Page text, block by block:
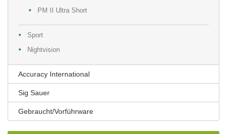
PM II Ultra Short
Sport
Nightvision
Accuracy International
Sig Sauer
Gebraucht/Vorführware